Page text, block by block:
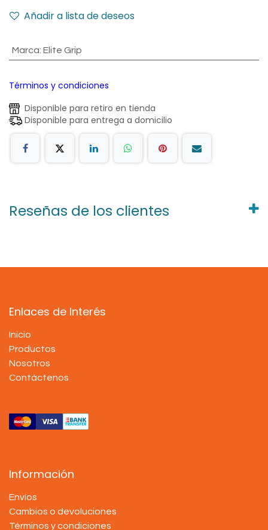
Añadir a lista de deseos
Marca: Elite Grip
Términos y condiciones
Disponible para retiro en tienda
Disponible para entrega a domicilio
Reseñas de los clientes
Enlaces de Interés
Inicio
Productos
Nosotros
Contáctenos
Información
Envíos
Cambios o devoluciones
Términos y condiciones